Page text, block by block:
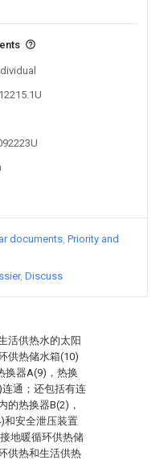
活供热水的太阳
供热储水箱(10)
换器A(9)，热换
通；还包括有连
的热换器B(2)，
和安全泄压装置
地暖循环供热储
供热和生活供热
documents Priority and
Discuss